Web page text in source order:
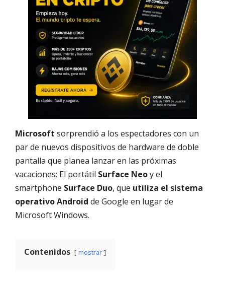
Microsoft sorprendió a los espectadores con un
par de nuevos dispositivos de hardware de doble
pantalla que planea lanzar en las próximas
vacaciones: El portátil Surface Neoy el
smartphone Surface Duo, que utiliza el sistema
operativo Android de Google en lugar de
Microsoft Windows.
Contenidos mostrar